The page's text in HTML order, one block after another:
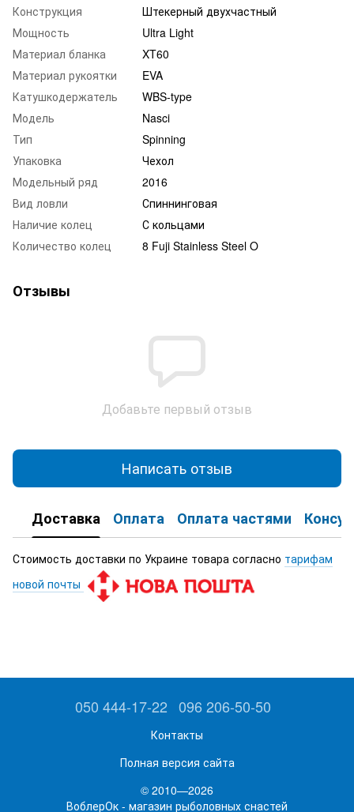
Конструкция
Штекерный двухчастный
Мощность
Ultra Light
Материал бланка
XT60
Материал рукоятки
EVA
Катушкодержатель
WBS-type
Модель
Nasci
Тип
Spinning
Упаковка
Чехол
Модельный ряд
2016
Вид ловли
Спиннинговая
Наличие колец
С кольцами
Количество колец
8 Fuji Stainless Steel O
Отзывы
Добавьте первый отзыв
Написать отзыв
Доставка Оплата Оплата частями
Стоимость доставки по Украине товара согласно тарифам
новой почты
050 444-17-22 096 206-50-50
Контакты
Полная версия сайта
© 2010—2026
ВоблерОк - магазин рыболовных снастей